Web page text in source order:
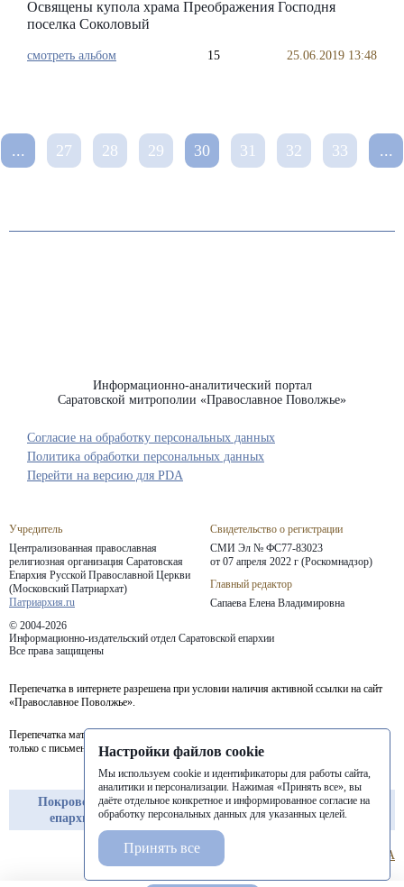
Освящены купола храма Преображения Господня
поселка Соколовый
смотреть альбом 15 25.06.2019 13:48
... 27 28 29 30 31 32 33 ...
Информационно-аналитический портал
Саратовской митрополии «Православное Поволжье»
Учредитель
Централизованная православная
религиозная организация Саратовская
Епархия Русской Православной Церкви
(Московский Патриархат)
Патриархия.ru
Свидетельство о регистрации
СМИ Эл № ФС77-83023
от 07 апреля 2022 г (Роскомнадзор)
Главный редактор
Сапаева Елена Владимировна
© 2004-2026
Информационно-издательский отдел Саратовской епархии
Все права защищены
Согласие на обработку персональных данных
Политика обработки персональных данных
Перепечатка в интернете разрешена при условии наличия активной ссылки на сайт
«Православное Поволжье».
Перепечатка материалов портала в печатных изданиях (книгах, прессе) возможна
только с письменного разрешения редакции.
Покровская
епархия
Балашовская
епархия
Балаковская
епархия
Перейти на версию для PDA
Настройки файлов cookie
Мы используем cookie и идентификаторы для работы сайта,
аналитики и персонализации. Нажимая «Принять все», вы
даёте отдельное конкретное и информированное согласие на
обработку персональных данных для указанных целей.
Принять все